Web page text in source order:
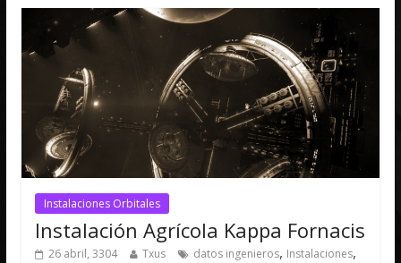
Instalaciones Orbitales
Instalación Agrícola Kappa Fornacis
26 abril, 3304 Txus datos ingenieros, Instalaciones,